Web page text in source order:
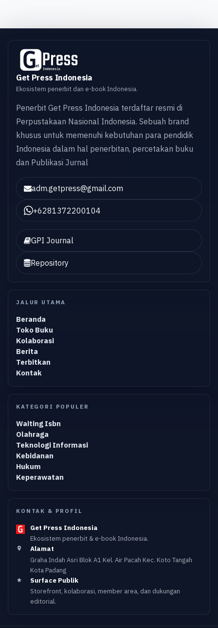
Get Press Indonesia
Ekosistem penerbit dan e-book Indonesia.
Penerbit Get Press Indonesia terdaftar resmi di
Perpustakaan Nasional Indonesia. Sebuah brand
khusus untuk memenuhi kebutuhan para pendidik
Indonesia dalam hal penerbitan, percetakan buku
dan Publikasi Jurnal
adm.getpress@gmail.com
+6281372200104
GPI Journal
Repository
JALUR UTAMA
Beranda
Toko Buku
Kolaborasi
Berita
Terbitkan
Kontak
KATEGORI POPULER
Waiting Isbn
Olahraga
Teknologi Informasi
Kebidanan
Hukum
Keperawatan
KONTAK & PROFIL
Get Press Indonesia
Ekosistem penerbit & e-book Indonesia.
Alamat
Graha Indah Asri Blok A1 Kel. Air Pacah Kec. Koto Tangah
Kota Padang
Surface Publik
Storefront, kolaborasi, member area, dan dukungan
editorial.